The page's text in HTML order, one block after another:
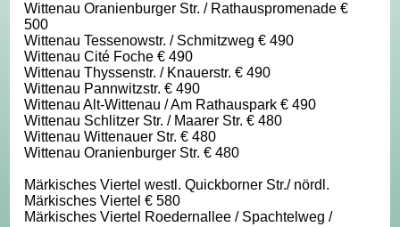
Wittenau Oranienburger Str. / Rathauspromenade €
500
Wittenau Tessenowstr. / Schmitzweg € 490
Wittenau Cité Foche € 490
Wittenau Thyssenstr. / Knauerstr. € 490
Wittenau Pannwitzstr. € 490
Wittenau Alt-Wittenau / Am Rathauspark € 490
Wittenau Schlitzer Str. / Maarer Str. € 480
Wittenau Wittenauer Str. € 480
Wittenau Oranienburger Str. € 480
Märkisches Viertel westl. Quickborner Str./ nördl.
Märkisches Viertel € 580
Märkisches Viertel Roedernallee / Spachtelweg /